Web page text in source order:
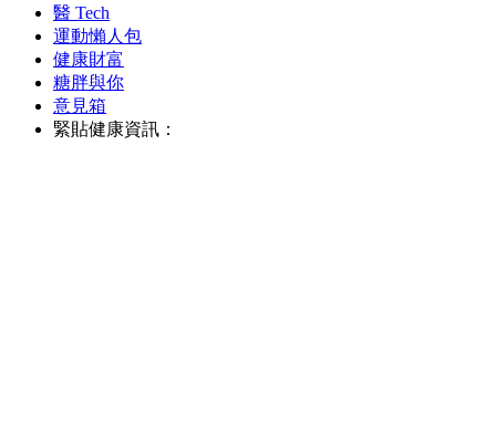
醫 Tech
運動懶人包
健康財富
糖胖與你
意見箱
緊貼健康資訊：